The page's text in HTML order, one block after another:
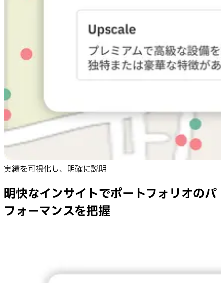
実績を可視化し、明確に説明
明快なインサイトでポートフォリオのパ
フォーマンスを把握